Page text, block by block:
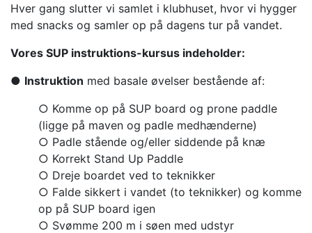
Hver gang slutter vi samlet i klubhuset, hvor vi hygger
med snacks og samler op på dagens tur på vandet.
Vores SUP instruktions-kursus indeholder:
● Instruktion med basale øvelser bestående af:
○ Komme op på SUP board og prone paddle
(ligge på maven og padle medhænderne)
○ Padle stående og/eller siddende på knæ
○ Korrekt Stand Up Paddle
○ Dreje boardet ved to teknikker
○ Falde sikkert i vandet (to teknikker) og komme
op på SUP board igen
○ Svømme 200 m i søen med udstyr